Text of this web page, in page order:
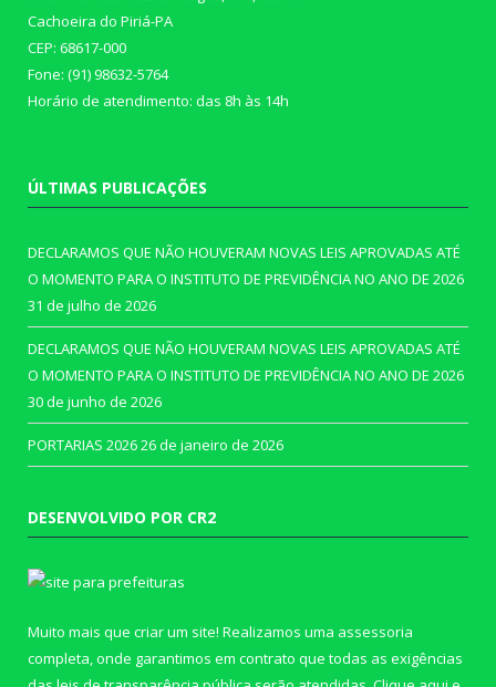
Cachoeira do Piriá-PA
CEP: 68617-000
Fone: (91) 98632-5764
Horário de atendimento: das 8h às 14h
ÚLTIMAS PUBLICAÇÕES
DECLARAMOS QUE NÃO HOUVERAM NOVAS LEIS APROVADAS ATÉ
O MOMENTO PARA O INSTITUTO DE PREVIDÊNCIA NO ANO DE 2026
31 de julho de 2026
DECLARAMOS QUE NÃO HOUVERAM NOVAS LEIS APROVADAS ATÉ
O MOMENTO PARA O INSTITUTO DE PREVIDÊNCIA NO ANO DE 2026
30 de junho de 2026
PORTARIAS 202626 de janeiro de 2026
DESENVOLVIDO POR CR2
Muito mais que criar um site! Realizamos uma assessoria
completa, onde garantimos em contrato que todas as exigências